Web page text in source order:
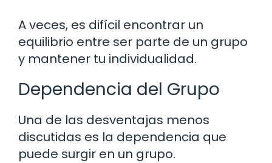
A veces, es difícil encontrar un
equilibrio entre ser parte de un grupo
y mantener tu individualidad.
Dependencia del Grupo
Una de las desventajas menos
discutidas es la dependencia que
puede surgir en un grupo.